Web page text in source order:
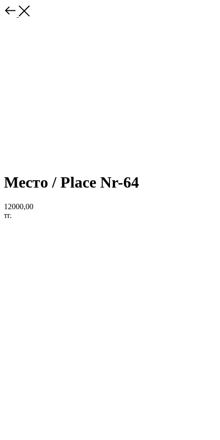
Место / Place Nr-64
12000,00
тг.